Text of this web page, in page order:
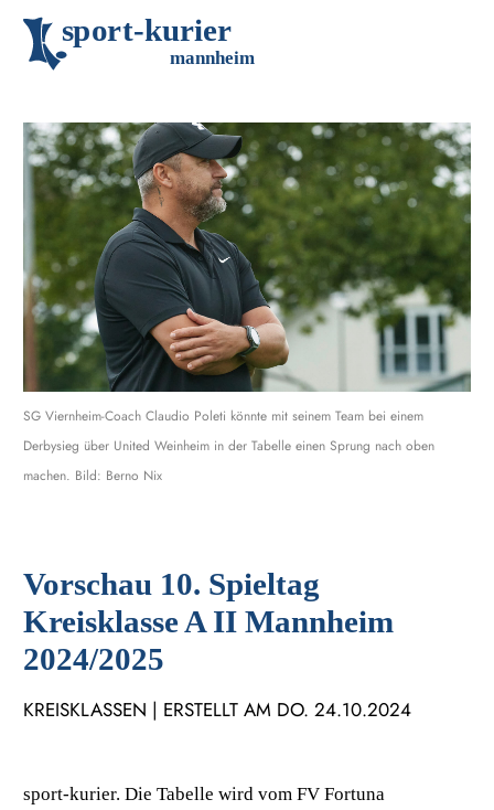
sport-kurier
mannheim
SG Viernheim-Coach Claudio Poleti könnte mit seinem Team bei einem
Derbysieg über United Weinheim in der Tabelle einen Sprung nach oben
machen. Bild: Berno Nix
Vorschau 10. Spieltag
Kreisklasse A II Mannheim
2024/2025
KREISKLASSEN | ERSTELLT AM DO. 24.10.2024
sport-kurier. Die Tabelle wird vom FV Fortuna